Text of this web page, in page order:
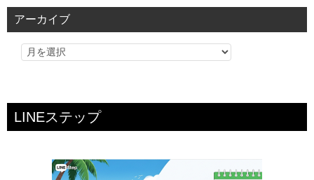
リ
アーカイブ
LINEステップ